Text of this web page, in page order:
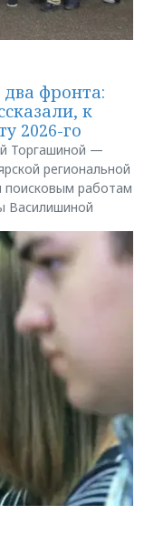
фронта:
к
2026-го
Торгашиной —
региональной
поисковым работам
Василишиной